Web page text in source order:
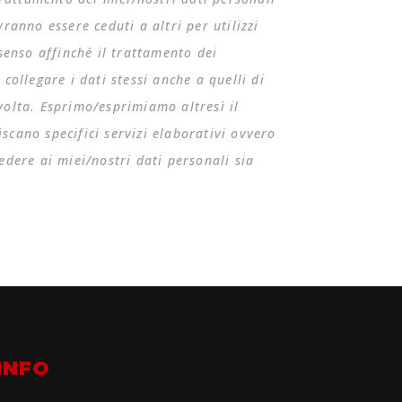
essere ceduti a altri per utilizzi
affinché il trattamento dei
i dati stessi anche a quelli di
Esprimo/esprimiamo altresì il
specifici servizi elaborativi ovvero
ai miei/nostri dati personali sia